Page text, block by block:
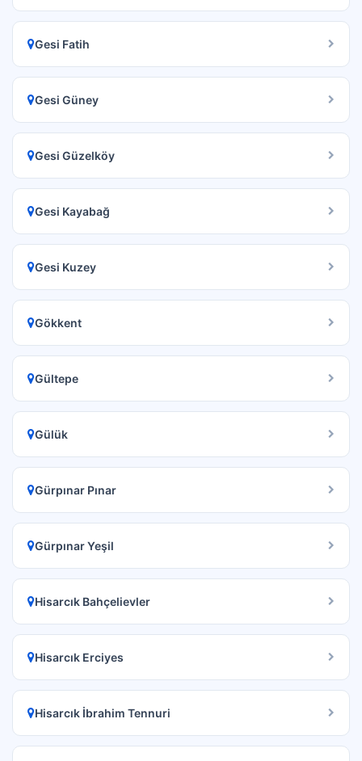
Gesi Fatih
Gesi Güney
Gesi Güzelköy
Gesi Kayabağ
Gesi Kuzey
Gökkent
Gültepe
Gülük
Gürpınar Pınar
Gürpınar Yeşil
Hisarcık Bahçelievler
Hisarcık Erciyes
Hisarcık İbrahim Tennuri